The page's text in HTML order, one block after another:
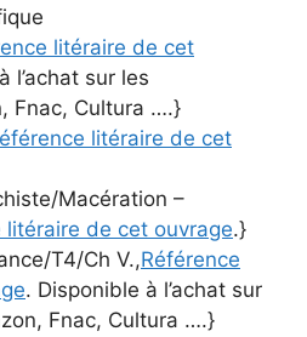
litéraire de cet
l’achat sur les
Fnac, Cultura ….}
litéraire de cet
Macération –
litéraire de cet ouvrage.}
T4/Ch V.,Référence
. Disponible à l’achat sur
Fnac, Cultura ….}